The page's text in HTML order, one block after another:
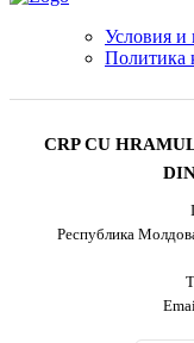
Условия и
Политика
CRP CU
Республика